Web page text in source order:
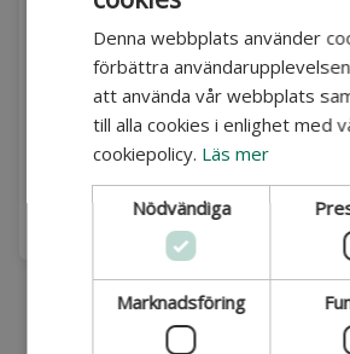
Vill du ha hjälp
bokning?
Ring oss på
010 – 455 14 00
Du kanske också är
Denna webbplats använder
förbättra
att använda vår webbplats
till alla cookies i enlighet med
cookiepolicy. Läs mer
Nödvändiga
Marknadsföring